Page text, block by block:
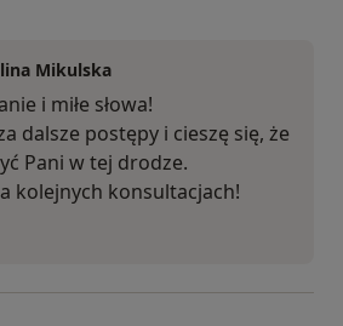
Mikulska
i miłe słowa!
dalsze postępy i cieszę się, że
Pani w tej drodze.
kolejnych konsultacjach!